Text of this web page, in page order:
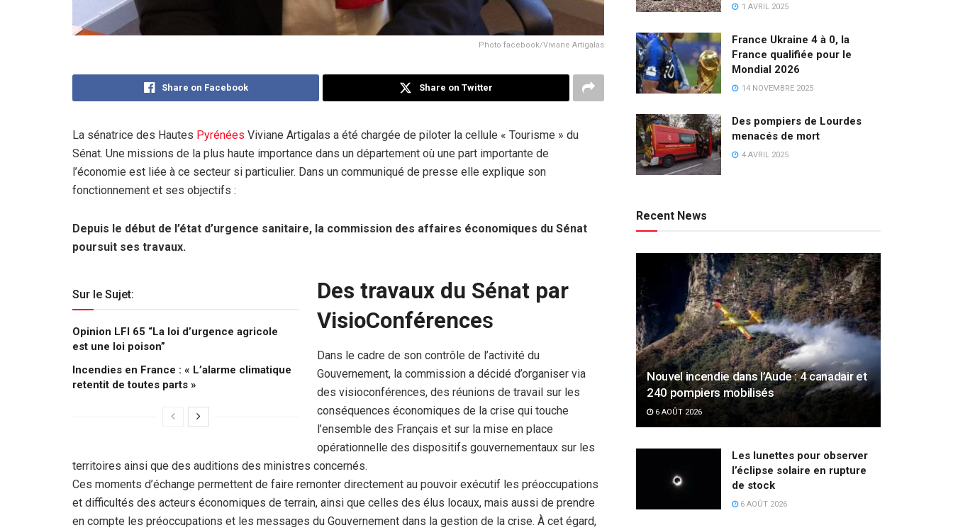
Photo facebook/Viviane Artigalas
Share on Facebook Share on Twitter
La sénatrice des Hautes Pyrénées Viviane Artigalas a été chargée de piloter la cellule « Tourisme » du
Sénat. Une missions de la plus haute importance dans un département où une part importante de
l’économie est liée à ce secteur si particulier. Dans un communiqué de presse elle explique son
fonctionnement et ses objectifs :
Depuis le début de l’état d’urgence sanitaire, la commission des affaires économiques du Sénat
poursuit ses travaux.
Sur le Sujet:
Opinion LFI 65 “La loi d’urgence agricole
est une loi poison”
Incendies en France : « L’alarme climatique
retentit de toutes parts »
Des travaux du Sénat par
VisioConférences
Dans le cadre de son contrôle de l’activité du
Gouvernement, la commission a décidé d’organiser via
des visioconférences, des réunions de travail sur les
conséquences économiques de la crise qui touche
l’ensemble des Français et sur la mise en place
opérationnelle des dispositifs gouvernementaux sur les
territoires ainsi que des auditions des ministres concernés.
Ces moments d’échange permettent de faire remonter directement au pouvoir exécutif les préoccupations
et difficultés des acteurs économiques de terrain, ainsi que celles des élus locaux, mais aussi de prendre
en compte les préoccupations et les messages du Gouvernement dans la gestion de la crise. À cet égard,
1 AVRIL 2025
France Ukraine 4 à 0, la
France qualifiée pour le
Mondial 2026
14 NOVEMBRE 2025
Des pompiers de Lourdes
menacés de mort
4 AVRIL 2025
Recent News
Nouvel incendie dans l’Aude : 4 canadair et
240 pompiers mobilisés
6 AOÛT 2026
Les lunettes pour observer
l’éclipse solaire en rupture
de stock
6 AOÛT 2026